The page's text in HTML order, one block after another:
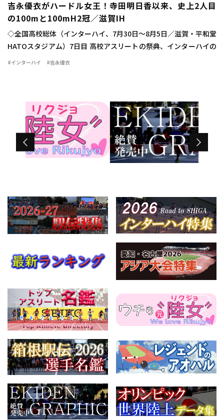
吉永優衣がハードル女王！寺田明日香以来、史上2人目
の100mと100mH2冠／滋賀IH
◇全国高校総体（インターハイ、7月30日～8月5日／滋賀・平和堂
HATOスタジアム）7日目 高校アスリートの祭典、インターハイの
最終日に女子100mハードル決勝が行われ、吉永優衣（長崎日大
#インターハイ #吉永優衣